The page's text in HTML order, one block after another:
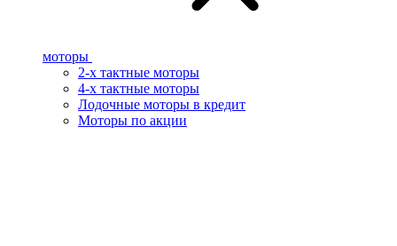
моторы
2-х тактные моторы
4-х тактные моторы
Лодочные моторы в кредит
Моторы по акции